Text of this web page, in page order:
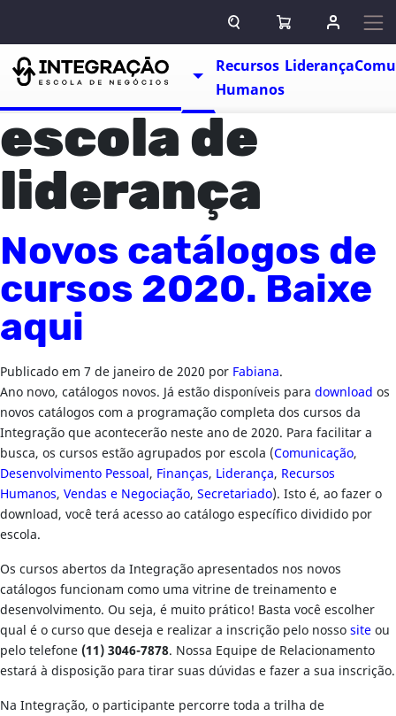
ABRIR CAMPO DE BUSCA
ABRIR CARRINHO
ENTRAR
Escolas
TOGGLE DROPDOWN
Recursos
Humanos
Liderança
escola de
liderança
Novos catálogos de
cursos 2020. Baixe
aqui
Publicado em 7 de janeiro de 2020 por Fabiana.
Ano novo, catálogos novos. Já estão disponíveis para download os
novos catálogos com a programação completa dos cursos da
Integração que acontecerão neste ano de 2020. Para facilitar a
busca, os cursos estão agrupados por escola (Comunicação,
Desenvolvimento Pessoal, Finanças, Liderança, Recursos
Humanos, Vendas e Negociação, Secretariado). Isto é, ao fazer o
download, você terá acesso ao catálogo específico dividido por
escola.
Os cursos abertos da Integração apresentados nos novos
catálogos funcionam como uma vitrine de treinamento e
desenvolvimento. Ou seja, é muito prático! Basta você escolher
qual é o curso que deseja e realizar a inscrição pelo nossositeou
pelo telefone (11) 3046-7878. Nossa Equipe de Relacionamento
estará à disposição para tirar suas dúvidas e fazer a sua inscrição.
Na Integração, o participante percorre toda a trilha de